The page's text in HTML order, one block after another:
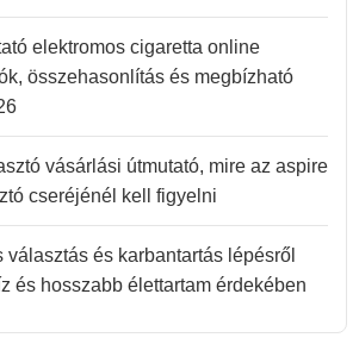
elektromos cigaretta online
összehasonlítás és megbízható
vásárlási útmutató, mire az aspire
cseréjénél kell figyelni
és karbantartás lépésről
és hosszabb élettartam érdekében